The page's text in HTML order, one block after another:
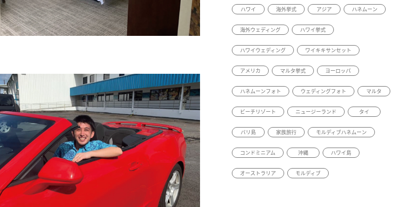
ハワイ 海外挙式 アジア ハネムーン
海外ウェディング ハワイ挙式
ハワイウェディング ワイキキサンセット
アメリカ マルタ挙式 ヨーロッパ
ハネムーンフォト ウェディングフォト マルタ
ビーチリゾート ニュージーランド タイ
バリ島 家族旅行 モルディブハネムーン
コンドミニアム 沖縄 ハワイ島
オーストラリア モルディブ